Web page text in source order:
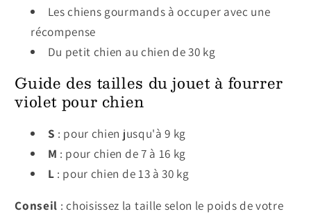
Les chiens gourmands à occuper avec une
récompense
Du petit chien au chien de 30 kg
Guide des tailles du jouet à fourrer
violet pour chien
S : pour chien jusqu'à 9 kg
M : pour chien de 7 à 16 kg
L : pour chien de 13 à 30 kg
Conseil : choisissez la taille selon le poids de votre